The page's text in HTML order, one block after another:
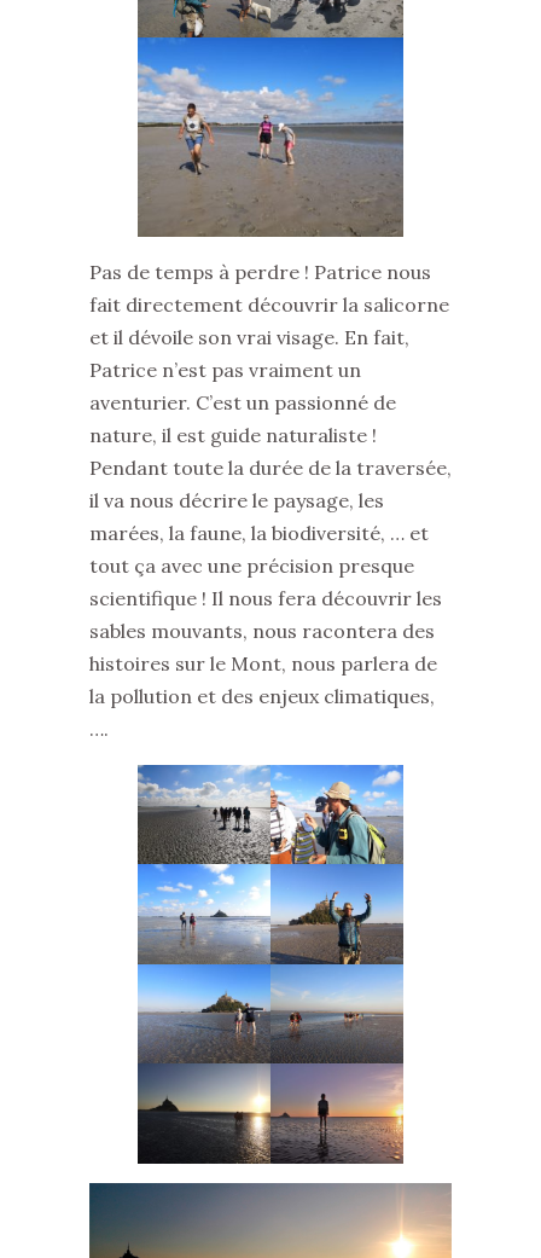
Pas de temps à perdre ! Patrice nous
fait directement découvrir la salicorne
et il dévoile son vrai visage. En fait,
Patrice n’est pas vraiment un
aventurier. C’est un passionné de
nature, il est guide naturaliste !
Pendant toute la durée de la traversée,
il va nous décrire le paysage, les
marées, la faune, la biodiversité, … et
tout ça avec une précision presque
scientifique ! Il nous fera découvrir les
sables mouvants, nous racontera des
histoires sur le Mont, nous parlera de
la pollution et des enjeux climatiques,
….